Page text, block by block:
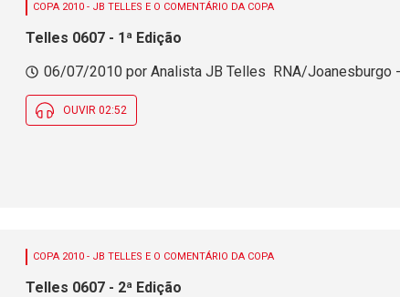
COPA 2010 - JB TELLES E O COMENTÁRIO DA COPA
Telles 0607 - 1ª Edição
06/07/2010 por Analista JB Telles  RNA/Joanesburgo -
OUVIR 02:52
COPA 2010 - JB TELLES E O COMENTÁRIO DA COPA
Telles 0607 - 2ª Edição